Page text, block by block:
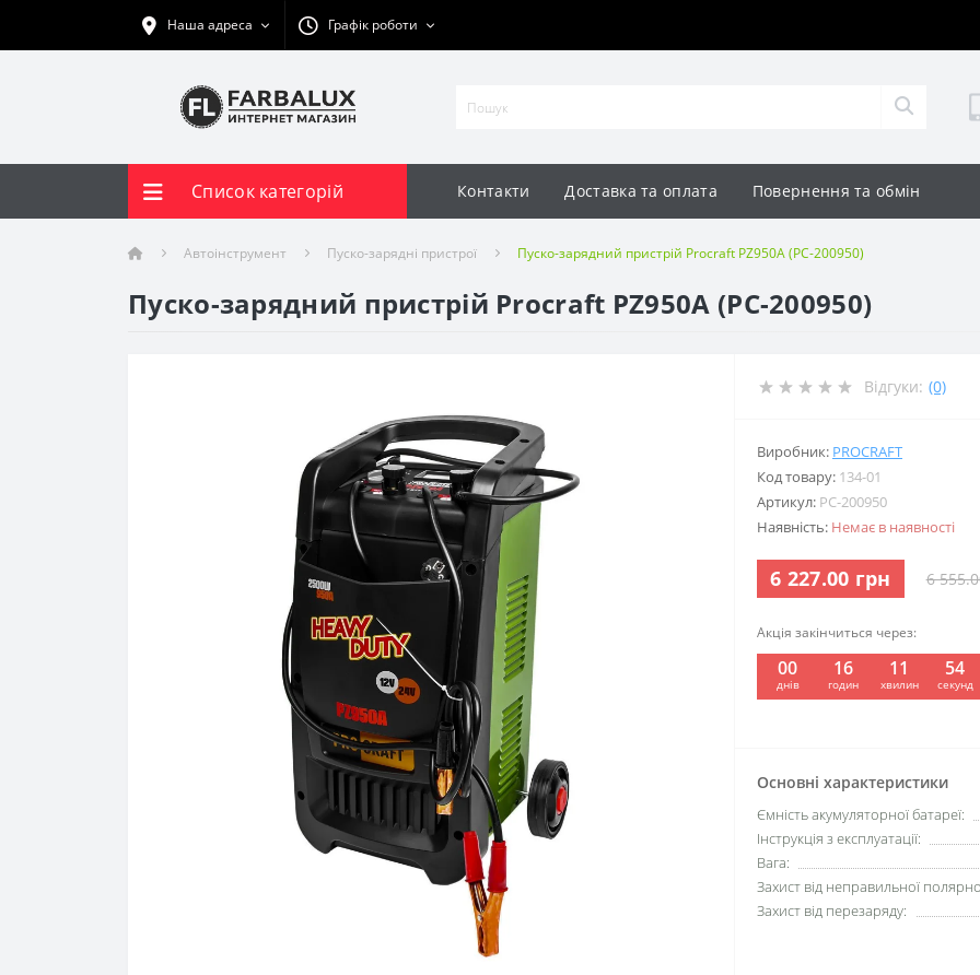
Наша адреса Графік роботи
Список категорій Контакти Доставка та оплата Повернення та обмін
Автоінструмент Пуско-зарядні пристрої Пуско-зарядний пристрій Procraft PZ950A (PC-200950)
Пуско-зарядний пристрій Procraft PZ950A (PC-200950)
Відгуки: (0)
Виробник: PROCRAFT
Код товару: 134-01
Артикул: PC-200950
Наявність: Немає в наявності
6 227.00 грн 6
Акція закінчиться через:
00
днів
16
годин
11
хвилин
53
секунд
Основні характеристики
Ємність акумуляторної батареї:
Інструкція з експлуатації:
Вага:
Захист від неправильної
Захист від перезаряду: